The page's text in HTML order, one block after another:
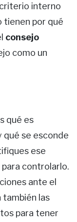
interno
tienen por qué
consejo
como un
qué es
qué se esconde
ese
controlarlo.
ante el
también las
para tener